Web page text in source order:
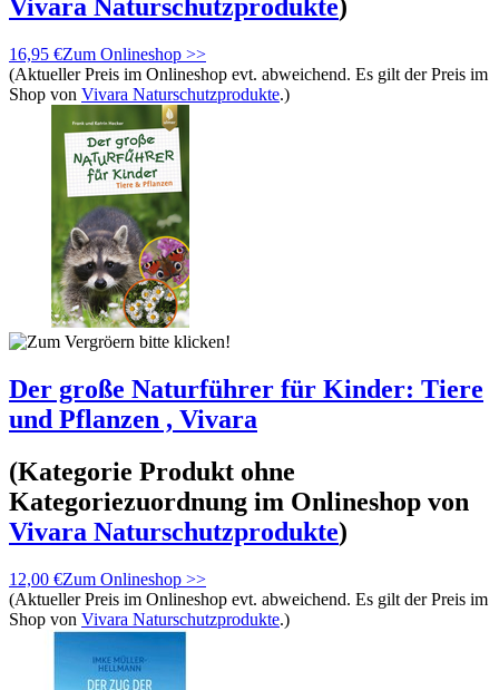
Vivara Naturschutzprodukte)
16,95 €Zum Onlineshop >>
(Aktueller Preis im Onlineshop evt. abweichend. Es gilt der Preis im
Shop von Vivara Naturschutzprodukte.)
Der große Naturführer für Kinder: Tiere
und Pflanzen , Vivara
(Kategorie Produkt ohne
Kategoriezuordnung im Onlineshop von
Vivara Naturschutzprodukte)
12,00 €Zum Onlineshop >>
(Aktueller Preis im Onlineshop evt. abweichend. Es gilt der Preis im
Shop von Vivara Naturschutzprodukte.)